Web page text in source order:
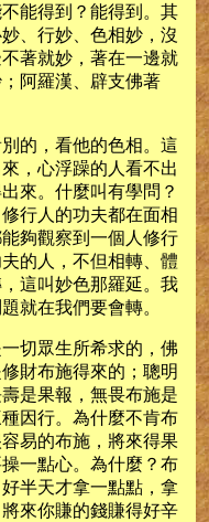
能得到？能得到。其
、行妙、色相妙，沒
著就妙，著在一邊就
阿羅漢、辟支佛著
的，看他的色相。這
，心浮躁的人看不出
來。什麼叫有學問？
行人的功夫都在面相
夠觀察到一個人修行
的人，不但相轉、體
這叫妙色那羅延。我
就在我們要會轉。
切眾生所希求的，佛
財布施得來的；聰明
是果報，無畏布施是
因行。為什麼不肯布
易的布施，將來得果
一點心。為什麼？布
半天才拿一點點，拿
來你賺的錢賺得好辛